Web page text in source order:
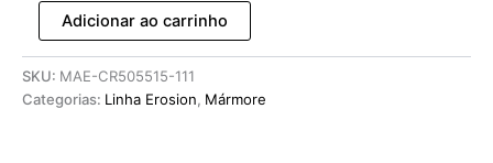
Adicionar ao carrinho
SKU: MAE-CR505515-111
Categorias: Linha Erosion, Mármore